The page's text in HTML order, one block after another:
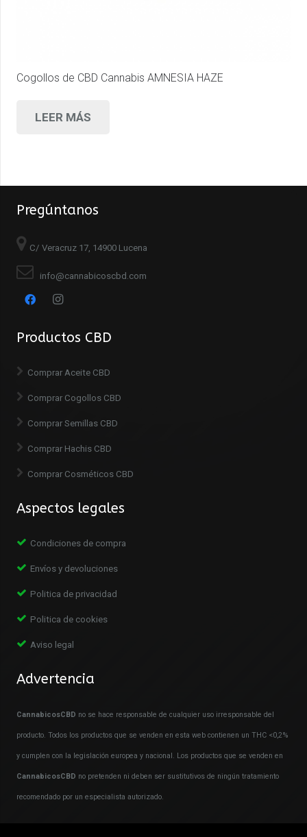
Cogollos de CBD Cannabis AMNESIA HAZE
LEER MÁS
Pregúntanos
C/ Veracruz 17, 14900 Lucena
info@cannabicoscbd.com
Productos CBD
Comprar Aceite CBD
Comprar Cogollos CBD
Comprar Semillas CBD
Comprar Hachis CBD
Comprar Cosméticos CBD
Aspectos legales
Condiciones de compra
Envíos y devoluciones
Politica de privacidad
Politica de cookies
Aviso legal
Advertencia
CannabicosCBD no se hace responsable de cualquier uso irresponsable del
producto. Todos los productos que se venden en esta web contienen un THC <0,2%
y cumplen con la legislación europea y nacional. Los productos que se venden en
CannabicosCBD no pretenden ni deben ser sustitutivos de ningún tratamiento
recomendado por un especialista autorizado.